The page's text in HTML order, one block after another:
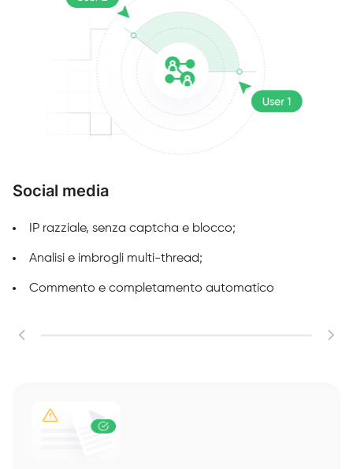
Social media
IP razziale, senza captcha e blocco;
Analisi e imbrogli multi-thread;
Commento e completamento automatico